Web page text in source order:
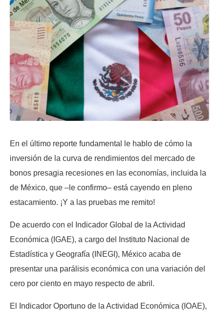
En el último reporte fundamental le hablo de cómo la
inversión de la curva de rendimientos del mercado de
bonos presagia recesiones en las economías, incluida la
de México, que –le confirmo– está cayendo en pleno
estacamiento. ¡Y a las pruebas me remito!
De acuerdo con el Indicador Global de la Actividad
Económica (IGAE), a cargo del Instituto Nacional de
Estadística y Geografía (INEGI), México acaba de
presentar una parálisis económica con una variación del
cero por ciento en mayo respecto de abril.
El Indicador Oportuno de la Actividad Económica (IOAE),